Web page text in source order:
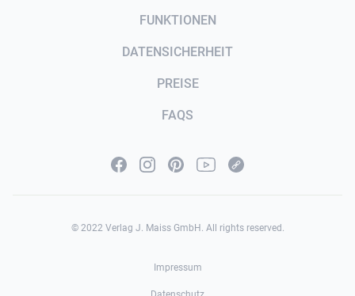
FUNKTIONEN
DATENSICHERHEIT
PREISE
FAQS
© 2022 Verlag J. Maiss GmbH. All rights reserved.
Impressum